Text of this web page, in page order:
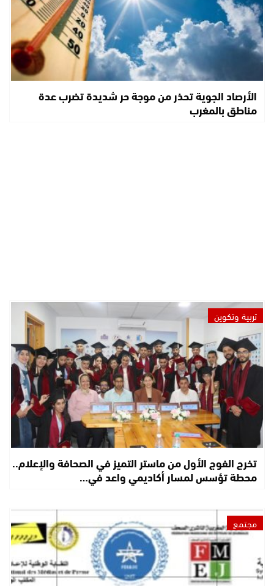
الأرصاد الجوية تحذر من موجة حر شديدة تضرب عدة
مناطق بالمغرب
تربية وتكوين
تخرج الفوج الأول من ماستر التميز في الصحافة والإعلام..
محطة تؤسس لمسار أكاديمي واعد في…
مجتمع